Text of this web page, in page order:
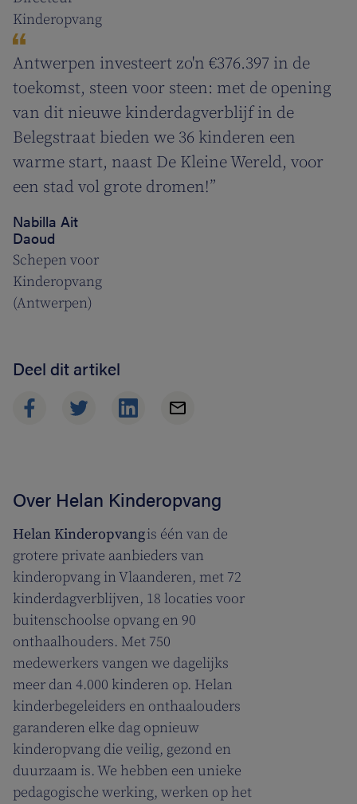
Kinderopvang
Nabilla Ait
Daoud
Schepen voor
Kinderopvang
(Antwerpen)
Antwerpen investeert zo'n €376.397 in de
toekomst, steen voor steen: met de opening
van dit nieuwe kinderdagverblijf in de
Belegstraat bieden we 36 kinderen een
warme start, naast De Kleine Wereld, voor
een stad vol grote dromen!”
Deel dit artikel
Over Helan Kinderopvang
Helan Kinderopvangis één van de
grotere private aanbieders van
kinderopvang in Vlaanderen, met 72
kinderdagverblijven, 18 locaties voor
buitenschoolse opvang en 90
onthaalhouders. Met 750
medewerkers vangen we dagelijks
meer dan 4.000 kinderen op. Helan
kinderbegeleiders en onthaalouders
garanderen elke dag opnieuw
kinderopvang die veilig, gezond en
duurzaam is. We hebben een unieke
pedagogische werking, werken op het